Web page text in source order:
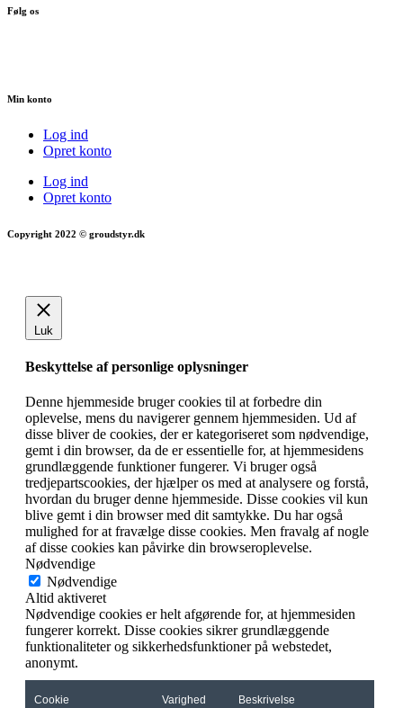
Følg os
Min konto
Log ind
Opret konto
Log ind
Opret konto
Copyright 2022 © groudstyr.dk
Luk
Beskyttelse af personlige oplysninger
Denne hjemmeside bruger cookies til at forbedre din
oplevelse, mens du navigerer gennem hjemmesiden. Ud af
disse bliver de cookies, der er kategoriseret som nødvendige,
gemt i din browser, da de er essentielle for, at hjemmesidens
grundlæggende funktioner fungerer. Vi bruger også
tredjepartscookies, der hjælper os med at analysere og forstå,
hvordan du bruger denne hjemmeside. Disse cookies vil kun
blive gemt i din browser med dit samtykke. Du har også
mulighed for at fravælge disse cookies. Men fravalg af nogle
af disse cookies kan påvirke din browseroplevelse.
Nødvendige
Nødvendige
Altid aktiveret
Nødvendige cookies er helt afgørende for, at hjemmesiden
fungerer korrekt. Disse cookies sikrer grundlæggende
funktionaliteter og sikkerhedsfunktioner på webstedet,
anonymt.
Cookie Varighed Beskrivelse